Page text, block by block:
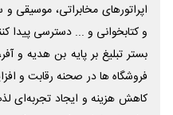
اپراتورهای مخابراتی، موسیقی
و کتابخوانی و ... دسترسی پیدا
بستر تبلیغ بر پایه بن هدیه و
فروشگاه ها در صحنه رقابت و
کاهش هزینه و ایجاد تجربه‌ای